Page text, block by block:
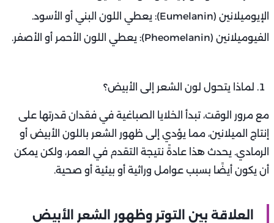
الإيوميلانين (Eumelanin): يعطي اللون البني أو الأسود.
الفيوميلانين (Pheomelanin): يعطي اللون الأحمر أو الأصفر.
لماذا يتحول لون الشعر إلى الأبيض؟
مع مرور الوقت، تبدأ الخلايا الصباغية في فقدان قدرتها على
إنتاج الميلانين، مما يؤدي إلى ظهور الشعر باللون الأبيض أو
الرمادي. يحدث هذا عادةً نتيجة التقدم في العمر، ولكن يمكن
أن يكون أيضًا بسبب عوامل وراثية أو بيئية أو صحية.
العلاقة بين التوتر وظهور الشعر الأبيض